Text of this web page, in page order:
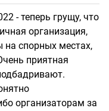
- теперь грущу, что
организация,
спорных местах,
приятная
организаторам за